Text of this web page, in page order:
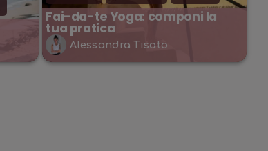
Fai-da-te Yoga: componi la
tua pratica
Alessandra Tisato